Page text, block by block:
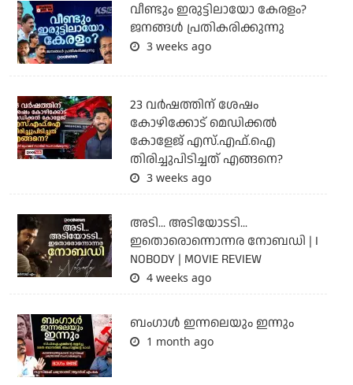
വീണ്ടും ഇരുട്ടിലായോ കേരളം?
ജനങ്ങൾ പ്രതികരിക്കുന്നു
3 weeks ago
23 വർഷത്തിന് ശേഷം
കോഴിക്കോട് മെഡിക്കൽ
കോളേജ് എസ്.എഫ്.ഐ
തിരിച്ചുപിടിച്ചത് എങ്ങനെ?
3 weeks ago
അടി... അടിയോടടി...
ഇതൊരൊന്നൊന്നര നോബഡി | I
NOBODY | MOVIE REVIEW
4 weeks ago
ബംഗാള്‍ ഇന്നലെയും ഇന്നും
1 month ago